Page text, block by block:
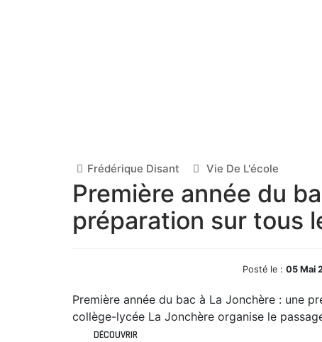
Frédérique Disant Vie De L'école
Première année du
préparation sur tous
Posté le : 05 Mai
Première année du bac à La Jonchère : une
collège-lycée La Jonchère organise le
DÉCOUVRIR